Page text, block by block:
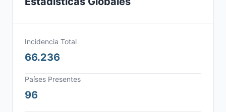
Incidencia Total
66.236
Países Presentes
96